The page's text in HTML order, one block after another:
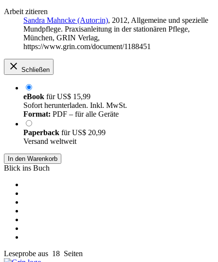
Arbeit zitieren
Sandra Mahncke (Autor:in), 2012, Allgemeine und spezielle
Mundpflege. Praxisanleitung in der stationären Pflege,
München, GRIN Verlag,
https://www.grin.com/document/1188451
Schließen
eBook fürUS$ 15,99
Sofort herunterladen. Inkl. MwSt.
Format: PDF – für alle Geräte
Paperback fürUS$ 20,99
Versand weltweit
In den Warenkorb
Blick ins Buch
Leseprobe aus 18 Seiten